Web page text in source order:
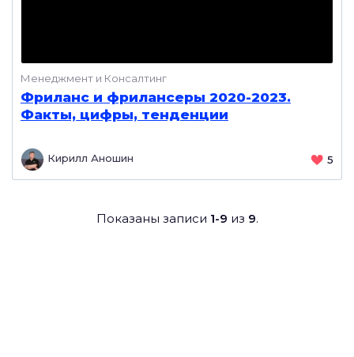
Менеджмент и Консалтинг
Фриланс и фрилансеры 2020-2023.
Факты, цифры, тенденции
Кирилл Аношин 5
Показаны записи 1-9 из 9.